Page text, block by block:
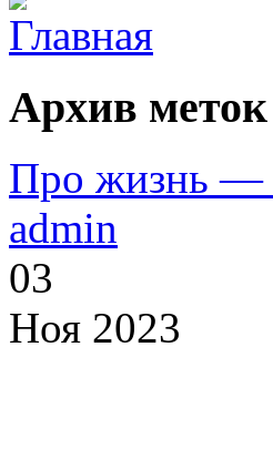
Архив
Про жизнь
admin
03
Ноя 2023